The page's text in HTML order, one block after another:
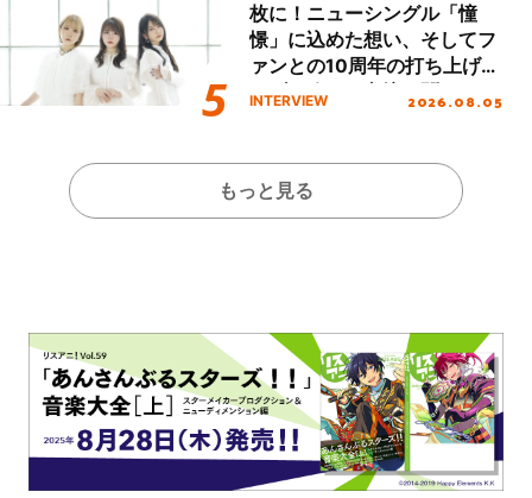
枚に！ニューシングル「憧
憬」に込めた想い、そしてフ
ァンとの10周年の打ち上げラ
イブを終えた心境を聞いた。
INTERVIEW 2026.08.05
もっと見る